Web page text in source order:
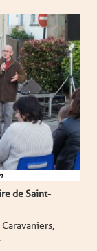
de Saint-